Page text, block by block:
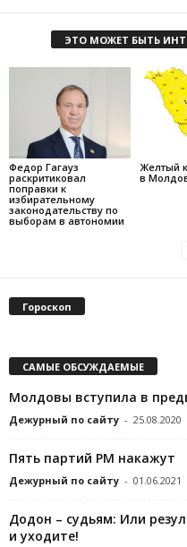
ЭТО МОЖЕТ БЫТЬ
Федор Гагауз
раскритиковал
поправки к
избирательному
законодательству по
выборам в автономии
Желтый
в
Гороскоп
САМЫЕ ОБСУЖДАЕМЫЕ
Молдовы вступила в
Дежурный по сайту - 25.08.2020
Пять партий РМ накажут
Дежурный по сайту - 01.06.2021
Додон – судьям: Или
и уходите!